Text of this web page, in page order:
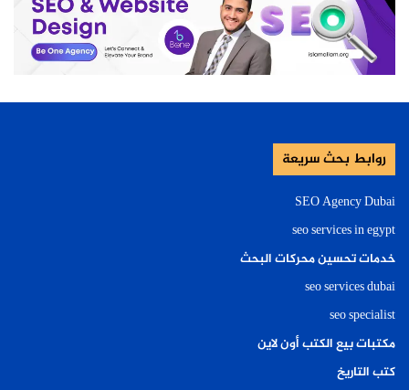
روابط بحث سريعة
SEO Agency Dubai
seo services in egypt
خدمات تحسين محركات البحث
seo services dubai
seo specialist
مكتبات بيع الكتب أون لاين
كتب التاريخ